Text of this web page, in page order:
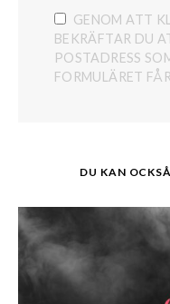
GENOM ATT
BEKRÄFTAR DU
POSTADRESS
FORMULÄRET
DU KAN